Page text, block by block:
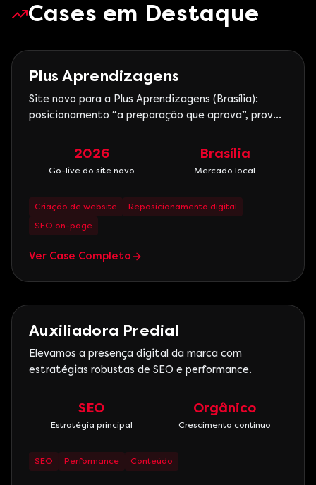
Cases em Destaque
Marketing Digital
Plus Aprendizagens
Site novo para a Plus Aprendizagens (Brasília):
posicionamento “a preparação que aprova”, prova
2026
Go-live do site novo
Brasília
Mercado local
Criação de website
Reposicionamento digital
SEO on-page
Ver Case Completo
Marketing Digital
Auxiliadora Predial
Elevamos a presença digital da marca com
estratégias robustas de SEO e performance.
SEO
Estratégia principal
Orgânico
Crescimento contínuo
SEO Performance Conteúdo